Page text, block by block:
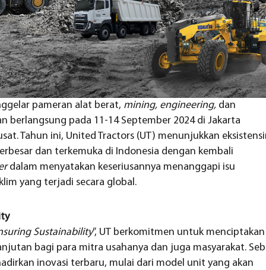
pameran alat berat, mining, engineering, dan
berlangsung pada 11-14 September 2024 di Jakarta
Tahun ini, United Tractors (UT) menunjukkan
dan terkemuka di Indonesia dengan kembali
dalam menyatakan keseriusannya menanggapi isu
yang terjadi secara global.
Sustainability”, UT berkomitmen untuk menciptakan
bagi para mitra usahanya dan juga masyarakat.
inovasi terbaru, mulai dari model unit yang akan